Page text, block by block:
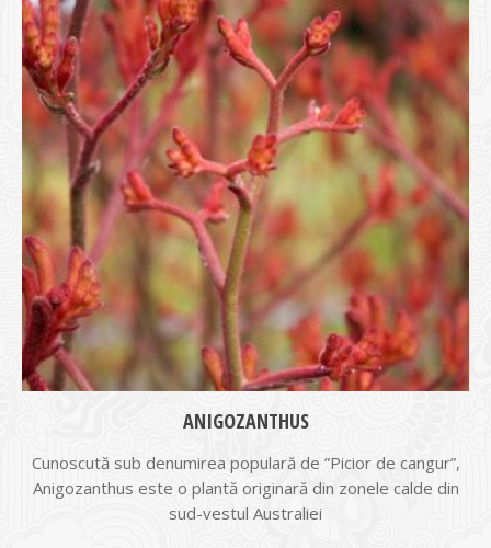
ANIGOZANTHUS
Cunoscută sub denumirea populară de ”Picior de cangur”,
Anigozanthus este o plantă originară din zonele calde din
sud-vestul Australiei